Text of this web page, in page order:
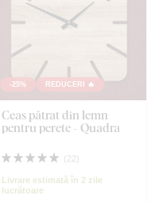
-25% REDUCERI 🔥
Ceas pătrat din lemn
pentru perete - Quadra
( 22)
Livrare estimată în 2 zile
lucrătoare